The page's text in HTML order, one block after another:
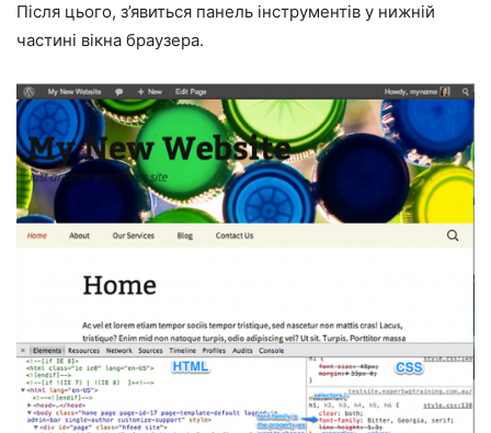
Після цього, з’явиться панель інструментів у нижній
частині вікна браузера.